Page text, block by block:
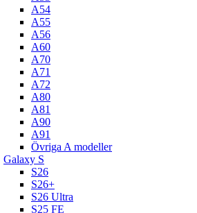
A54
A55
A56
A60
A70
A71
A72
A80
A81
A90
A91
Övriga A modeller
Galaxy S
S26
S26+
S26 Ultra
S25 FE